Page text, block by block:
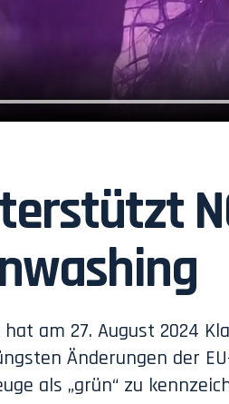
am 27. August 2024
Änderungen der
als „grün“ zu